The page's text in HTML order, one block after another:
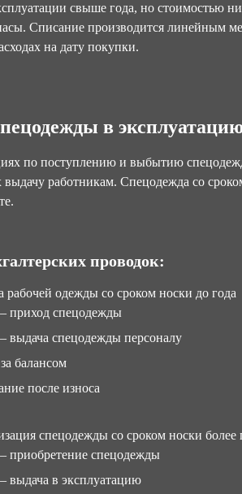
свыше года, но стоимостью
Списание производится линейным
на дату покупки.
в
по поступлению и выбытию
работникам. Спецодежда со
проводок:
рабочей одежды со сроком носки до года
приход спецодежды
выдача спецодежды персоналу
балансом
после износа
спецодежды со сроком носки более
приобретение спецодежды
выдача в эксплуатацию